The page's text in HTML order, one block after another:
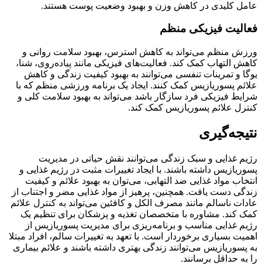
عامل کلیدی در کاهش وزن و بهبود وضعیت پوست هستند.
فعالیت فیزیکی منظم
ورزش منظم می‌تواند به کاهش استرس، بهبود سلامت روانی و
کاهش التهاب کمک کند. فعالیت‌های فیزیکی مانند پیاده‌روی، شنا،
یوگا و تمرینات تنفسی می‌توانند به بهبود کیفیت زندگی و کاهش
علائم پسوریازیس کمک کنند. ایجاد یک برنامه ورزشی منظم که با
شرایط فیزیکی فرد سازگار باشد می‌تواند به بهبود سلامت کلی و
کنترل علائم پسوریازیس کمک کند.
نتیجه‌گیری
رژیم غذایی و سبک زندگی می‌توانند نقش حیاتی در مدیریت
پسوریازیس داشته باشند. با ایجاد تغییرات مثبت در رژیم غذایی و
انتخاب مواد غذایی ضد التهابی، می‌توان به بهبود علائم و کیفیت
زندگی دست یافت. همچنین، پرهیز از مواد غذایی مضر و اجتناب از
عادات ناسالم مانند مصرف الکل و کافئین می‌تواند به کنترل علائم
کمک کند. مشاوره با متخصصان تغذیه و پزشکان برای تنظیم یک
رژیم غذایی مناسب و برنامه‌ریزی برای مدیریت پسوریازیس از
اهمیت بسیاری برخوردار است. با تعهد به تغییرات سالم، افراد مبتلا
به پسوریازیس می‌توانند زندگی بهتری داشته باشند و علائم بیماری
را به حداقل برسانند.